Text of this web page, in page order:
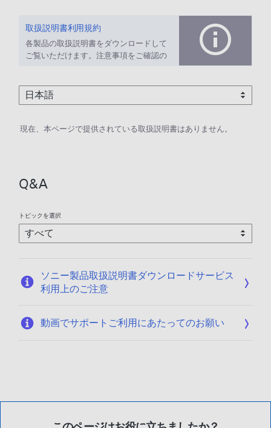
取扱説明書利用規約
各製品の取扱説明書をダウンロードして
ご覧いただけます。注意事項をご確認の
現在、本ページで提供されている取扱説明書はありません。
Q&A
トピックを選択
ソニー製品取扱説明書ダウンロードサービス
利用上のご注意
動画でサポートご利用にあたってのお願い